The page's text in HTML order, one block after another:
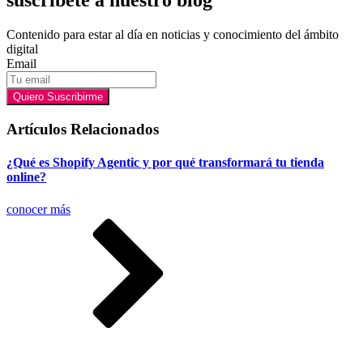
Contenido para estar al día en noticias y conocimiento del ámbito
digital
Email
Quiero Suscribirme
Artículos Relacionados
¿Qué es Shopify Agentic y por qué transformará tu tienda
online?
conocer más